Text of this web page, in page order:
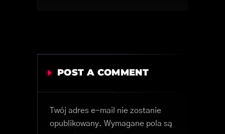
POST A COMMENT
Twój adres e-mail nie zostanie
opublikowany. Wymagane pola są